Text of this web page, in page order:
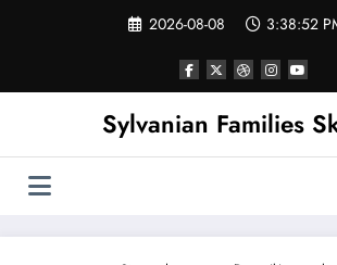
2026-08-08 3:38:53
Sylvanian Families